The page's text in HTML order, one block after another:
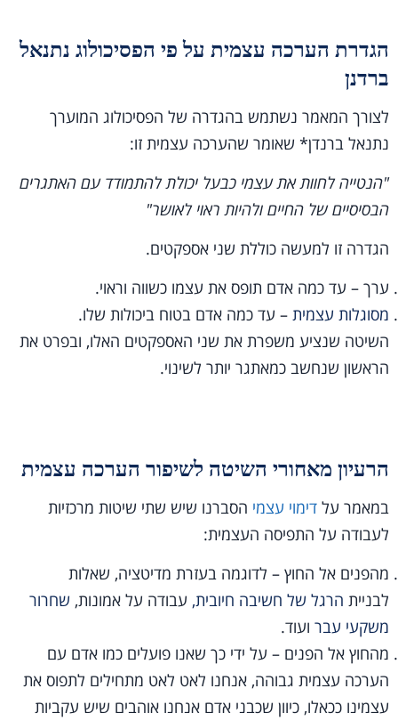
הגדרת הערכה עצמית על פי הפסיכולוג נתנאל
ברדנן
לצורך המאמר נשתמש בהגדרה של הפסיכולוג המוערך
נתנאל ברנדן* שאומר שהערכה עצמית זו:
"הנטייה לחוות את עצמי כבעל יכולת להתמודד עם האתגרים
הבסיסיים של החיים ולהיות ראוי לאושר"
הגדרה זו למעשה כוללת שני אספקטים.
ערך – עד כמה אדם תופס את עצמו כשווה וראוי.
מסוגלות עצמית – עד כמה אדם בטוח ביכולות שלו.
השיטה שנציע משפרת את שני האספקטים האלו, ובפרט את
הראשון שנחשב כמאתגר יותר לשינוי.
הרעיון מאחורי השיטה לשיפור הערכה עצמית
במאמר על דימוי עצמי הסברנו שיש שתי שיטות מרכזיות
לעבודה על התפיסה העצמית:
מהפנים אל החוץ – לדוגמה בעזרת מדיטציה, שאלות
לבניית הרגל של חשיבה חיובית, עבודה על אמונות, שחרור
משקעי עבר ועוד.
מהחוץ אל הפנים – על ידי כך שאנו פועלים כמו אדם עם
הערכה עצמית גבוהה, אנחנו לאט לאט מתחילים לתפוס את
עצמינו ככאלו, כיוון שכבני אדם אנחנו אוהבים שיש עקביות